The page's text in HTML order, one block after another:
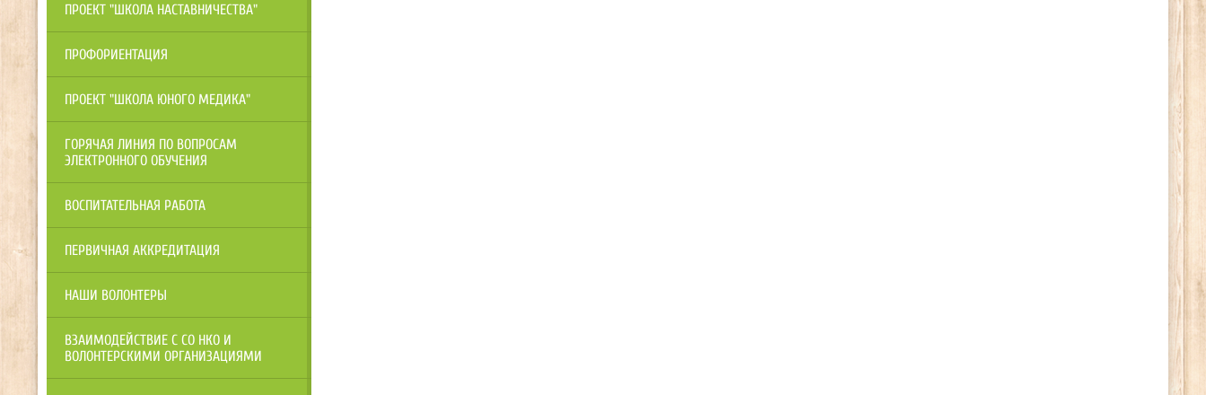
ПРОЕКТ "ШКОЛА НАСТАВНИЧЕСТВА"
ПРОФОРИЕНТАЦИЯ
ПРОЕКТ "ШКОЛА ЮНОГО МЕДИКА"
ГОРЯЧАЯ ЛИНИЯ ПО ВОПРОСАМ
ЭЛЕКТРОННОГО ОБУЧЕНИЯ
ВОСПИТАТЕЛЬНАЯ РАБОТА
ПЕРВИЧНАЯ АККРЕДИТАЦИЯ
НАШИ ВОЛОНТЕРЫ
ВЗАИМОДЕЙСТВИЕ С СО НКО И
ВОЛОНТЕРСКИМИ ОРГАНИЗАЦИЯМИ